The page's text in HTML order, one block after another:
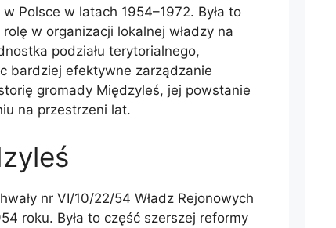
Polsce w latach 1954–1972. Była to
w organizacji lokalnej władzy na
podziału terytorialnego,
bardziej efektywne zarządzanie
gromady Międzyleś, jej powstanie
na przestrzeni lat.
nr VI/10/22/54 Władz Rejonowych
roku. Była to część szerszej reformy